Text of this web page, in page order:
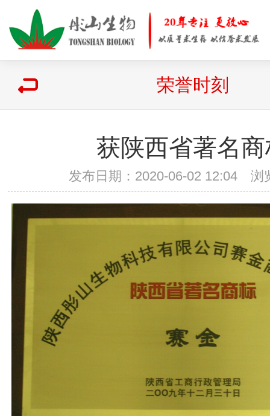
荣誉时刻
获陕西省著名
发布日期：2020-06-02 12:04 浏